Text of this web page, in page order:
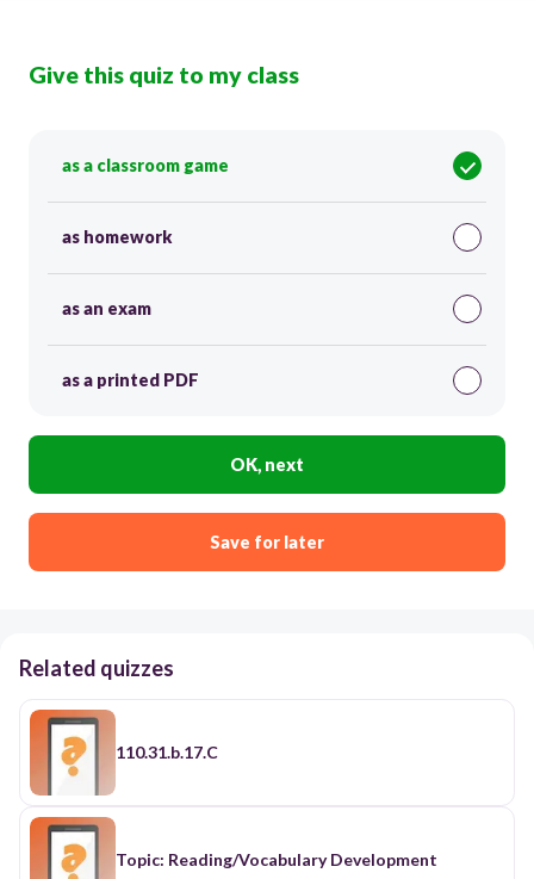
Give this quiz to my class
as a classroom game
as homework
as an exam
as a printed PDF
OK, next
Save for later
Related quizzes
110.31.b.17.C
Topic: Reading/Vocabulary Development